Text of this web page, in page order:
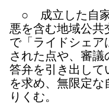
○ 成立した自家
悪を含む地域公共
で「ライドシェ
された点や、審
答弁を引き出して
を求め、無限定
りくむ。